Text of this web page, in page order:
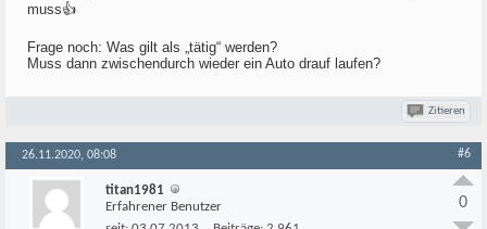
muss👍
Frage noch: Was gilt als „tätig“ werden?
Muss dann zwischendurch wieder ein Auto drauf laufen?
Zitieren
26.11.2020, 08:08 #6
titan1981
Erfahrener Benutzer
0